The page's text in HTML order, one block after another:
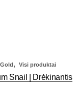
, Visi produktai
Snail | Drėkinantis